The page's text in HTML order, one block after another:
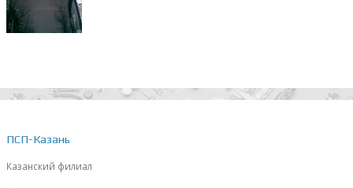
ПСП-Казань
Казанский филиал